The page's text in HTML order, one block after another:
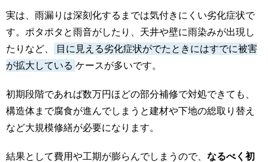
実は、雨漏りは深刻化するまでは気付きにくい劣化症状で
す。ポタポタと雨音がしたり、天井や壁に雨染みが出現し
たりなど、
目に見える劣化症状がでたときにはすでに被害
が拡大している ケースが多いです。
初期段階であれば数万円ほどの部分補修で対処できても、
構造体まで腐食が進んでしまうと建材や下地の総取り替え
など大規模修繕が必要になります。
結果として費用や工期が膨らんでしまうので、 なるべく初